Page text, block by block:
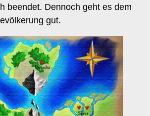
beendet. Dennoch geht es dem
gut.